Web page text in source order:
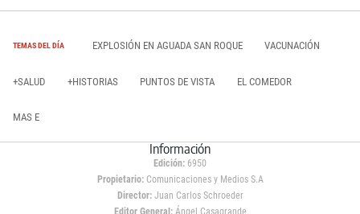
TEMAS DEL DÍA EXPLOSIÓN EN AGUADA SAN ROQUE VACUNACIÓN
+SALUD +HISTORIAS PUNTOS DE VISTA EL COMEDOR
MAS E
Información
Edición: 6950
Propietario:Comunicaciones y Medios S.A
Director: Juan Carlos Schroeder
Editor General:Ángel Casagrande